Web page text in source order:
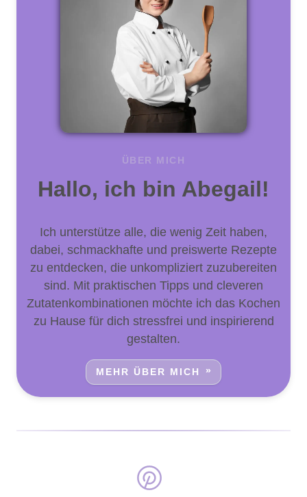
ÜBER MICH
Hallo, ich bin Abegail!
Ich unterstütze alle, die wenig Zeit haben,
dabei, schmackhafte und preiswerte Rezepte
zu entdecken, die unkompliziert zuzubereiten
sind. Mit praktischen Tipps und cleveren
Zutatenkombinationen möchte ich das Kochen
zu Hause für dich stressfrei und inspirierend
gestalten.
MEHR ÜBER MICH